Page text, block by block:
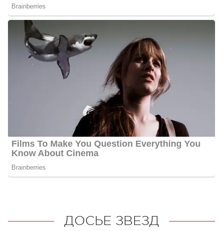
ДОСЬЕ ЗВЕЗД